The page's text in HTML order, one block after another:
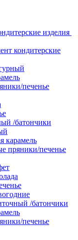
изделия
кондитерские
печенье
/батончики
карамель
пряники/печенье
/батончики
печенье